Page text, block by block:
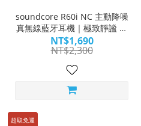
soundcore R60i NC 主動降噪
真無線藍牙耳機｜極致靜謐 獨
享純粹
NT$1,690
NT$2,300
超取免運